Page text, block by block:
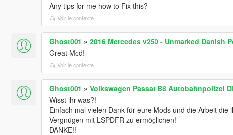
Any tips for me how to Fix this?
Voir le contexte
Ghost001 » 2016 Mercedes v250 - Unmarked Danish
Great Mod!
Voir le contexte
Ghost001 » Volkswagen Passat B8 Autobahnpolizei
Wisst ihr was?!
Einfach mal vielen Dank für eure Mods und die Arbeit
Vergnügen mit LSPDFR zu ermöglichen!
DANKE!!